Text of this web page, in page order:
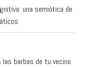
una semiótica de
las barbas de tu vecino